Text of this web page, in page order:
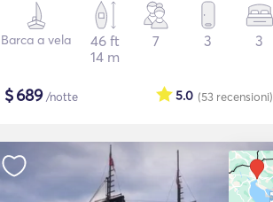
Barca a vela
46 ft
14 m
7 3 3
$689/notte (53 recensioni)
5.0